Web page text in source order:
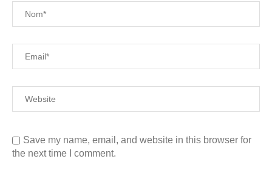
Save my name, email, and website in this browser for
the next time I comment.